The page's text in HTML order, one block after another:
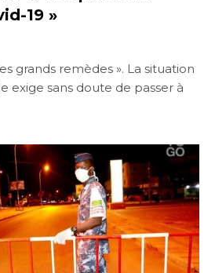
19 »
grands remèdes ». La situation
exige sans doute de passer à